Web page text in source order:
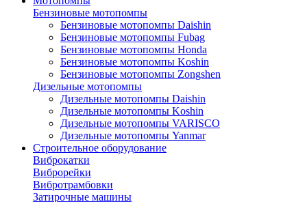
Бензиновые мотопомпы
Бензиновые мотопомпы Daishin
Бензиновые мотопомпы Fubag
Бензиновые мотопомпы Honda
Бензиновые мотопомпы Koshin
Бензиновые мотопомпы Zongshen
Дизельные мотопомпы
Дизельные мотопомпы Daishin
Дизельные мотопомпы Koshin
Дизельные мотопомпы VARISCO
Дизельные мотопомпы Yanmar
Строительное оборудование
Виброкатки
Виброрейки
Вибротрамбовки
Затирочные машины